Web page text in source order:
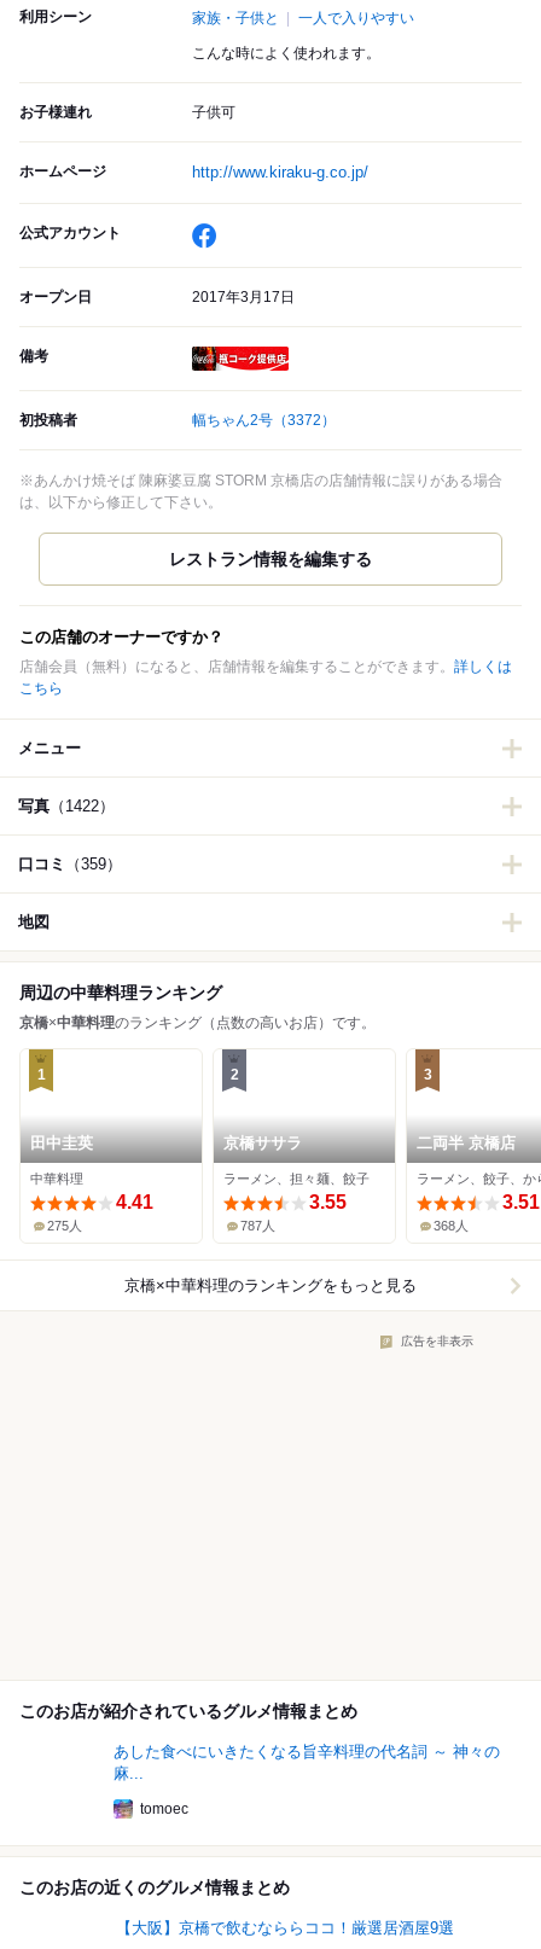
利用シーン 家族・子供と 一人で入りやすい
こんな時によく使われます。
お子様連れ 子供可
ホームページ http://www.kiraku-g.co.jp/
公式アカウント
オープン日 2017年3月17日
備考
初投稿者 幅ちゃん2号 （3372）
※あんかけ焼そば 陳麻婆豆腐 STORM 京橋店の店舗情報に誤りがある場合
は、以下から修正して下さい。
この店舗のオーナーですか？
店舗会員（無料）になると、店舗情報を編集することができます。 詳しくは
こちら
メニュー
写真 （1422）
口コミ （359）
地図
周辺の中華料理ランキング
京橋×中華料理のランキング（点数の高いお店）です。
1
田中圭英
中華料理
4.41
275人
2
京橋ササラ
ラーメン、担々麺、餃子
3.55
787人
3
二両半 京橋店
ラーメン、餃子、か
3.51
368人
京橋×中華料理のランキングをもっと見る
広告を非表示
このお店が紹介されているグルメ情報まとめ
あした食べにいきたくなる旨辛料理の代名詞 ～ 神々の
麻...
tomoec
このお店の近くのグルメ情報まとめ
【大阪】京橋で飲むなららココ！厳選居酒屋9選